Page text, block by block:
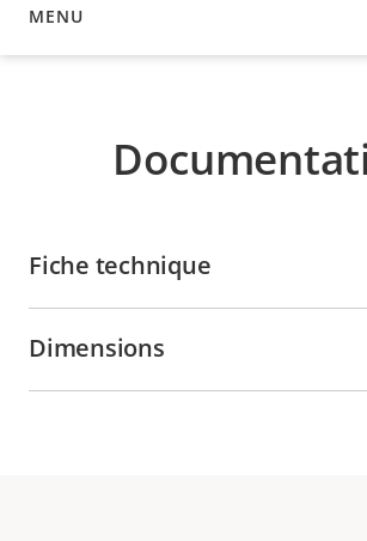
MENU
DOCUMENTATION
Fiche technique
Dimensions